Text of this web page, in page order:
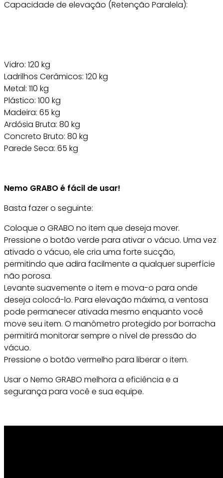
Capacidade de elevação (Retenção Paralela):
Vidro: 120 kg
Ladrilhos Cerâmicos: 120 kg
Metal: 110 kg
Plástico: 100 kg
Madeira: 65 kg
Ardósia Bruta: 80 kg
Concreto Bruto: 80 kg
Parede Seca: 65 kg
Nemo GRABO é fácil de usar!
Basta fazer o seguinte:
Coloque o GRABO no item que deseja mover.
Pressione o botão verde para ativar o vácuo. Uma vez
ativado o vácuo, ele cria uma forte sucção,
permitindo que adira facilmente a qualquer superfície
não porosa.
Levante suavemente o item e mova-o para onde
deseja colocá-lo. Para elevação máxima, a ventosa
pode permanecer ativada mesmo enquanto você
move seu item. O manômetro protegido por borracha
permitirá monitorar sempre o nível de pressão do
vácuo.
Pressione o botão vermelho para liberar o item.
Usar o Nemo GRABO melhora a eficiência e a
segurança para você e sua equipe.